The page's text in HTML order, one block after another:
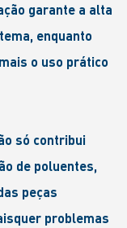
garante a alta
enquanto
o uso prático
só contribui
de poluentes,
peças
problemas